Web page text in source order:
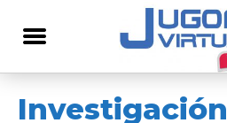
Investigación